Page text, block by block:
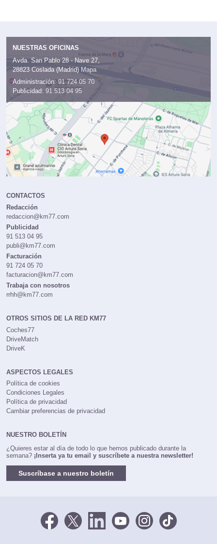
NUESTRAS OFICINAS
Avda. San Pablo 28 - Nave 27,
28823 Coslada (Madrid) Mapa
Administración: 91 724 05 70
Publicidad: 91 513 04 95
CONTACTOS
Redacción
redaccion@km77.com
Publicidad
91 513 04 95
publi@km77.com
Facturación
91 724 05 70
facturacion@km77.com
Trabaja con nosotros
rrhh@km77.com
OTROS SITIOS DE LA RED KM77
Coches77
DriveMatch
DriveK
ASPECTOS LEGALES
Política de cookies
Condiciones Legales
Política de privacidad
Cambiar preferencias de privacidad
NUESTRO BOLETÍN
¿Quieres estar al día de todo lo que hemos publicado durante la
semana? ¡Inserta ya tu email y suscríbete a nuestra newsletter!
Suscríbase a nuestro boletín